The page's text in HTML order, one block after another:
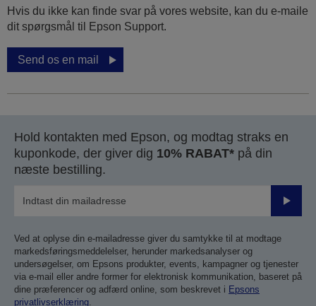
Hvis du ikke kan finde svar på vores website, kan du e-maile
dit spørgsmål til Epson Support.
Send os en mail
Hold kontakten med Epson, og modtag straks en
kuponkode, der giver dig 10% RABAT* på din
næste bestilling.
Send
Ved at oplyse din e-mailadresse giver du samtykke til at modtage
markedsføringsmeddelelser, herunder markedsanalyser og
undersøgelser, om Epsons produkter, events, kampagner og tjenester
via e-mail eller andre former for elektronisk kommunikation, baseret på
dine præferencer og adfærd online, som beskrevet i Epsons
privatlivserklæring.